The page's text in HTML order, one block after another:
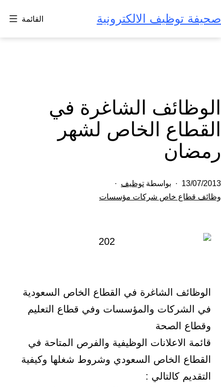
إلى
المحتوى
صحيفة توظيف الالكترونية القائمة
الوظائف الشاغرة في
القطاع الخاص لشهر
رمضان
تم
النشر
13/07/2013 بواسطة توظيف
مصنف
وظائف قطاع خاص شركات مؤسسات
الوظائف الشاغرة في القطاع الخاص السعودية
في الشركات والمؤسسات وفي قطاع التعليم
وقطاع الصحة
قائمة الاعلانات الوظيفية والفرص المتاحة في
القطاع الخاص السعودي وشروط شغلها وكيفية
التقديم كالتالي :